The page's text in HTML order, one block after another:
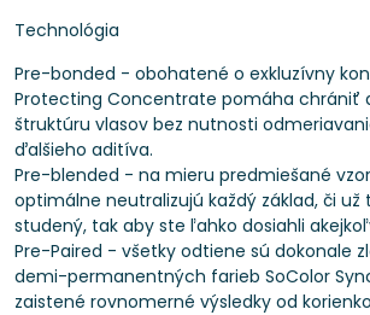
Technológia
Pre-bonded - obohatené o exkluzívny
Protecting Concentrate pomáha chrániť
štruktúru vlasov bez nutnosti
ďalšieho aditíva.
Pre-blended - na mieru predmiešané
optimálne neutralizujú každý základ, či už
studený, tak aby ste ľahko dosiahli
Pre-Paired - všetky odtiene sú dokonale
demi-permanentných farieb SoColor
zaistené rovnomerné výsledky od